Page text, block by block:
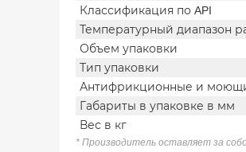
Классификация по API
Температурный диапазон
Объем упаковки
Тип упаковки
Антифрикционные и
Габариты в упаковке в мм
Вес в кг
* Производитель оставляет за